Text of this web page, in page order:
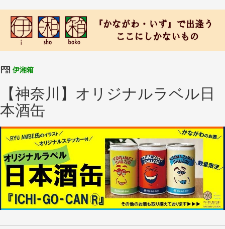
伊湘箱
【神奈川】オリジナルラベル日
本酒缶